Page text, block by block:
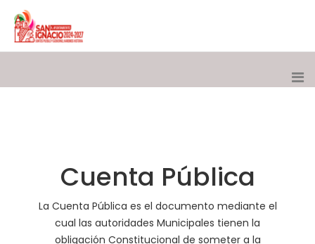
Cuenta Pública
La Cuenta Pública es el documento mediante el
cual las autoridades Municipales tienen la
obligación Constitucional de someter a la